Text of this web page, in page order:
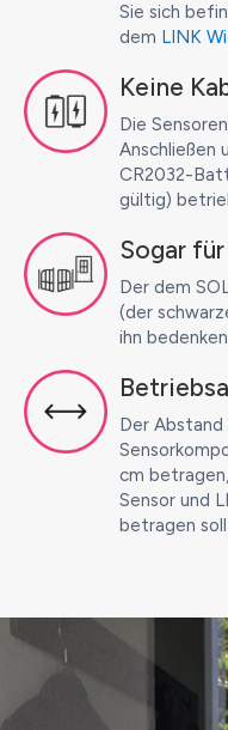
des Zugangs, das
geschlossen ist.
Sie können
erhalten, wenn
Sie sich
dem LINK
Keine
Die
Anschließen
CR2032-
gültig)
Sogar
Der dem
(der
ihn
Der
cm
Sensor und
betragen